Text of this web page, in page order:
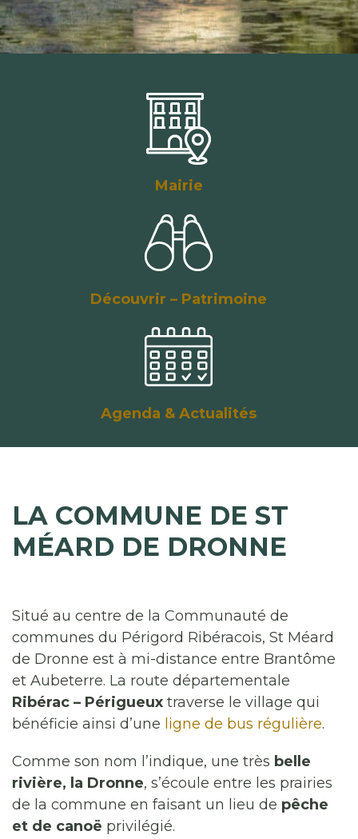
Mairie
Découvrir – Patrimoine
Agenda & Actualités
LA COMMUNE DE ST
MÉARD DE DRONNE
Situé au centre de la Communauté de
communes du Périgord Ribéracois, St Méard
de Dronne est à mi-distance entre Brantôme
et Aubeterre. La route départementale
Ribérac – Périgueux traverse le village qui
bénéficie ainsi d’une ligne de bus régulière.
Comme son nom l’indique, une très belle
rivière, la Dronne, s’écoule entre les prairies
de la commune en faisant un lieu de pêche
et de canoë privilégié.